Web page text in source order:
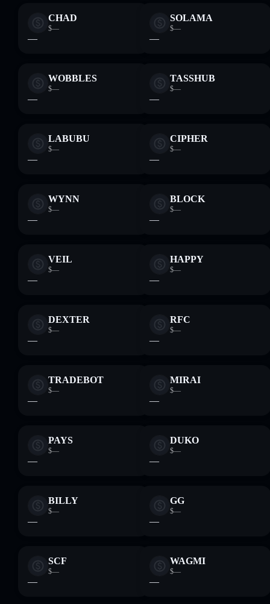
CHAD
$—
—
SOLAMA
$—
—
WOBBLES
$—
—
TASSHUB
$—
—
LABUBU
$—
—
CIPHER
$—
—
WYNN
$—
—
BLOCK
$—
—
VEIL
$—
—
HAPPY
$—
—
DEXTER
$—
—
RFC
$—
—
TRADEBOT
$—
—
MIRAI
$—
—
PAYS
$—
—
DUKO
$—
—
BILLY
$—
—
GG
$—
—
SCF
$—
—
WAGMI
$—
—